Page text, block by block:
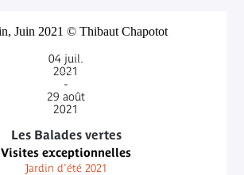
04 juil.
2021
-
29 août
2021
Les Balades vertes
Visites exceptionnelles
Jardin d'été 2021